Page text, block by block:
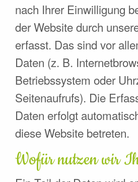
nach Ihrer Einwilligung
der Website durch
erfasst. Das sind vor
Daten (z. B.
Betriebssystem oder
Seitenaufrufs). Die
Daten erfolgt
diese Website betreten.
Wofür nutzen wir